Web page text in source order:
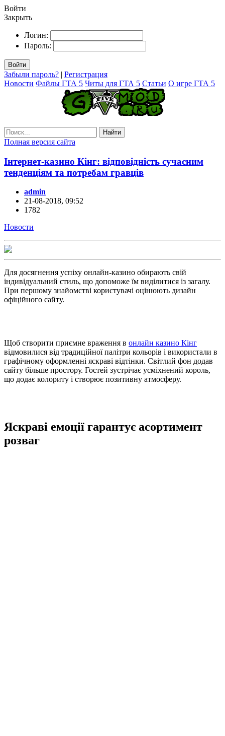
Войти
Закрыть
Логин:
Пароль:
Войти
Забыли пароль? | Регистрация
Новости Файлы ГТА 5 Читы для ГТА 5 Статьи О игре ГТА 5
Найти
Полная версия сайта
Інтернет-казино Кінг: відповідність сучасним
тенденціям та потребам гравців
admin
21-08-2018, 09:52
1782
Новости
Для досягнення успіху онлайн-казино обирають свій
індивідуальний стиль, що допоможе їм виділитися із загалу.
При першому знайомстві користувачі оцінюють дизайн
офіційного сайту.
Щоб створити приємне враження в онлайн казино Кінг
відмовилися від традиційної палітри кольорів і використали в
графічному оформленні яскраві відтінки. Світлий фон додав
сайту більше простору. Гостей зустрічає усміхнений король,
що додає колориту і створює позитивну атмосферу.
Яскраві емоції гарантує асортимент
розваг